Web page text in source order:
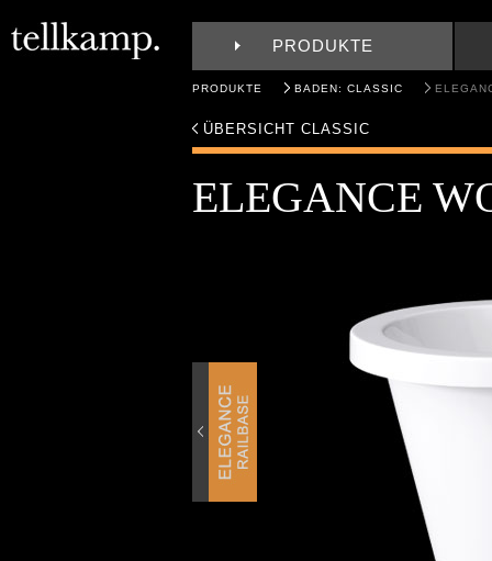
PRODUKTE
PRODUKTE BADEN: CLASSIC
ÜBERSICHT CLASSIC
ELEGANCE